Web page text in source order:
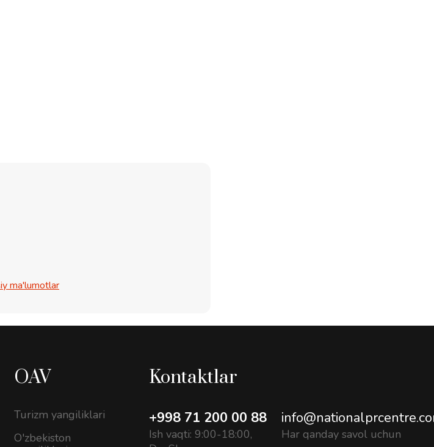
ma'lumotlar
OAV
Turizm yangiliklari
O'zbekiston
Kontaktlar
+998 71 200 00 88
Ish vaqti: 9:00-18:00,
Har qanday savol uchun